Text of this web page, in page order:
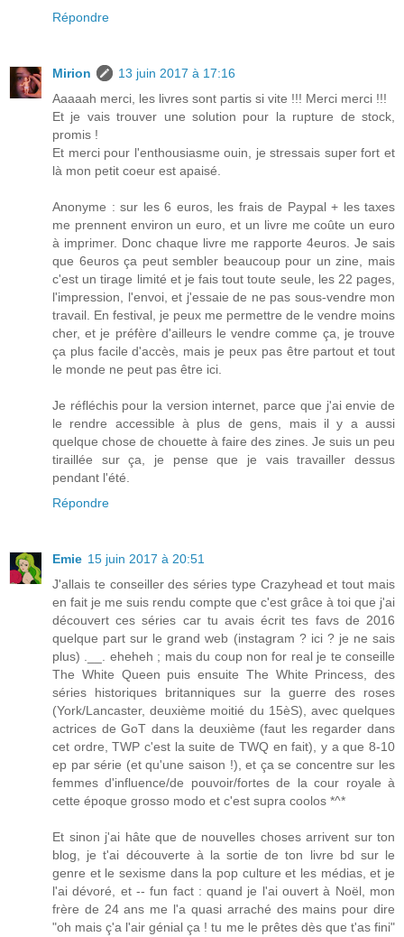
Répondre
Mirion
13 juin 2017 à 17:16
Aaaaah merci, les livres sont partis si vite !!! Merci merci !!!
Et je vais trouver une solution pour la rupture de stock,
promis !
Et merci pour l'enthousiasme ouin, je stressais super fort et
là mon petit coeur est apaisé.
Anonyme : sur les 6 euros, les frais de Paypal + les taxes
me prennent environ un euro, et un livre me coûte un euro
à imprimer. Donc chaque livre me rapporte 4euros. Je sais
que 6euros ça peut sembler beaucoup pour un zine, mais
c'est un tirage limité et je fais tout toute seule, les 22 pages,
l'impression, l'envoi, et j'essaie de ne pas sous-vendre mon
travail. En festival, je peux me permettre de le vendre moins
cher, et je préfère d'ailleurs le vendre comme ça, je trouve
ça plus facile d'accès, mais je peux pas être partout et tout
le monde ne peut pas être ici.
Je réfléchis pour la version internet, parce que j'ai envie de
le rendre accessible à plus de gens, mais il y a aussi
quelque chose de chouette à faire des zines. Je suis un peu
tiraillée sur ça, je pense que je vais travailler dessus
pendant l'été.
Répondre
Emie 15 juin 2017 à 20:51
J'allais te conseiller des séries type Crazyhead et tout mais
en fait je me suis rendu compte que c'est grâce à toi que j'ai
découvert ces séries car tu avais écrit tes favs de 2016
quelque part sur le grand web (instagram ? ici ? je ne sais
plus) .__. eheheh ; mais du coup non for real je te conseille
The White Queen puis ensuite The White Princess, des
séries historiques britanniques sur la guerre des roses
(York/Lancaster, deuxième moitié du 15èS), avec quelques
actrices de GoT dans la deuxième (faut les regarder dans
cet ordre, TWP c'est la suite de TWQ en fait), y a que 8-10
ep par série (et qu'une saison !), et ça se concentre sur les
femmes d'influence/de pouvoir/fortes de la cour royale à
cette époque grosso modo et c'est supra coolos *^*
Et sinon j'ai hâte que de nouvelles choses arrivent sur ton
blog, je t'ai découverte à la sortie de ton livre bd sur le
genre et le sexisme dans la pop culture et les médias, et je
l'ai dévoré, et -- fun fact : quand je l'ai ouvert à Noël, mon
frère de 24 ans me l'a quasi arraché des mains pour dire
"oh mais ç'a l'air génial ça ! tu me le prêtes dès que t'as fini"